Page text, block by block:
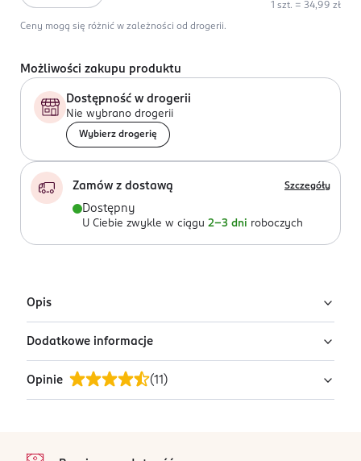
1 szt. = 34,99 zł
Ceny mogą się różnić w zależności od drogerii.
Możliwości zakupu produktu
Dostępność w drogerii
Nie wybrano drogerii
Wybierz drogerię
Zamów z dostawą Szczegóły
Dostępny
U Ciebie zwykle w ciągu 2-3 dni roboczych
Opis
Pędzel do pudru idealnie sprawdzi się do wykończenia
i utrwalenia makijażu produktami sypkimi lub w
kamieniu.
Dodatkowe informacje
PRZYGOTOWANIE I STOSOWANIE
Czyszczenie: Umyj włosie, używając płynu do
Opinie (11 )